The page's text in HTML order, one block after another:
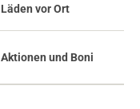
Läden vor Ort
Aktionen und Boni